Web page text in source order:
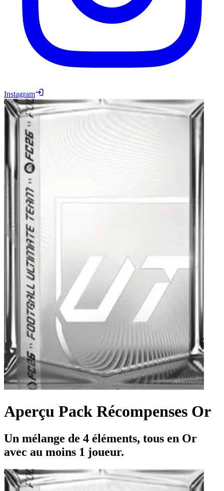
Instagram
Aperçu Pack Récompenses Or
Un mélange de 4 éléments, tous en Or
avec au moins 1 joueur.